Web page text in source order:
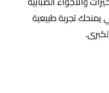
يمنحك تجربة طبيعية